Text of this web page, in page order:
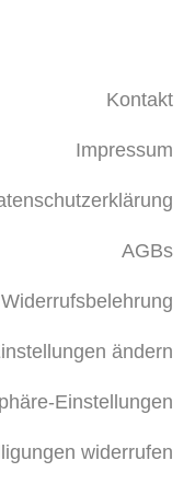
Kontakt
Impressum
AGBs
Widerrufsbelehrung
ändern
Einstellungen
widerrufen